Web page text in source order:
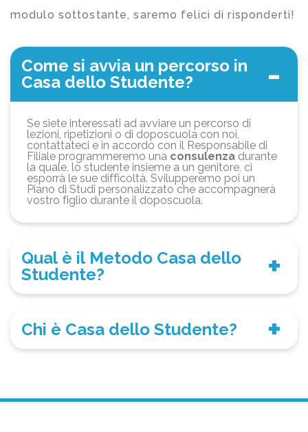
modulo sottostante, saremo felici di risponderti!
Come si avvia un percorso in
Casa dello Studente?
Se siete interessati ad avviare un percorso di
lezioni, ripetizioni o di doposcuola con noi,
contattateci e in accordo con il Responsabile di
Filiale programmeremo una consulenza durante
la quale, lo studente insieme a un genitore, ci
esporrà le sue difficoltà. Svilupperemo poi un
Piano di Studi personalizzato che accompagnerà
vostro figlio durante il doposcuola.
Qual è il Metodo Casa dello
Studente?
Chi è Casa dello Studente?